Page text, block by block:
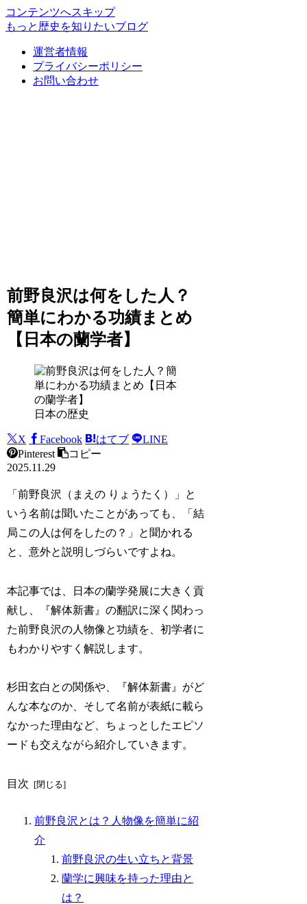
コンテンツへスキップ
もっと歴史を知りたいブログ
運営者情報
プライバシーポリシー
お問い合わせ
前野良沢は何をした人？
簡単にわかる功績まとめ
【日本の蘭学者】
日本の歴史
X Facebook はてブ
LINE
Pinterest
コピー
2025.11.29
「前野良沢（まえの りょうたく）」と
いう名前は聞いたことがあっても、「結
局この人は何をしたの？」と聞かれる
と、意外と説明しづらいですよね。
本記事では、日本の蘭学発展に大きく貢
献し、『解体新書』の翻訳に深く関わっ
た前野良沢の人物像と功績を、初学者に
もわかりやすく解説します。
杉田玄白との関係や、『解体新書』がど
んな本なのか、そして名前が表紙に載ら
なかった理由など、ちょっとしたエピソ
ードも交えながら紹介していきます。
目次
前野良沢とは？人物像を簡単に紹
介
前野良沢の生い立ちと背景
蘭学に興味を持った理由と
は？